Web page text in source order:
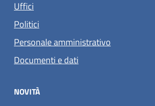
Uffici
Politici
Personale amministrativo
Documenti e dati
NOVITÀ